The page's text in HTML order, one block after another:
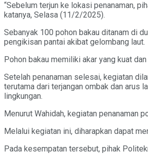
“Sebelum terjun ke lokasi penanaman,
katanya, Selasa (11/2/2025).
Sebanyak 100 pohon bakau ditanam di
pengikisan pantai akibat gelombang laut.
Pohon bakau memiliki akar yang kuat
Setelah penanaman selesai, kegiatan
terutama dari terjangan ombak dan arus
lingkungan.
Menurut Wahidah, kegiatan penanaman
Melalui kegiatan ini, diharapkan dapat
Pada kesempatan tersebut, pihak